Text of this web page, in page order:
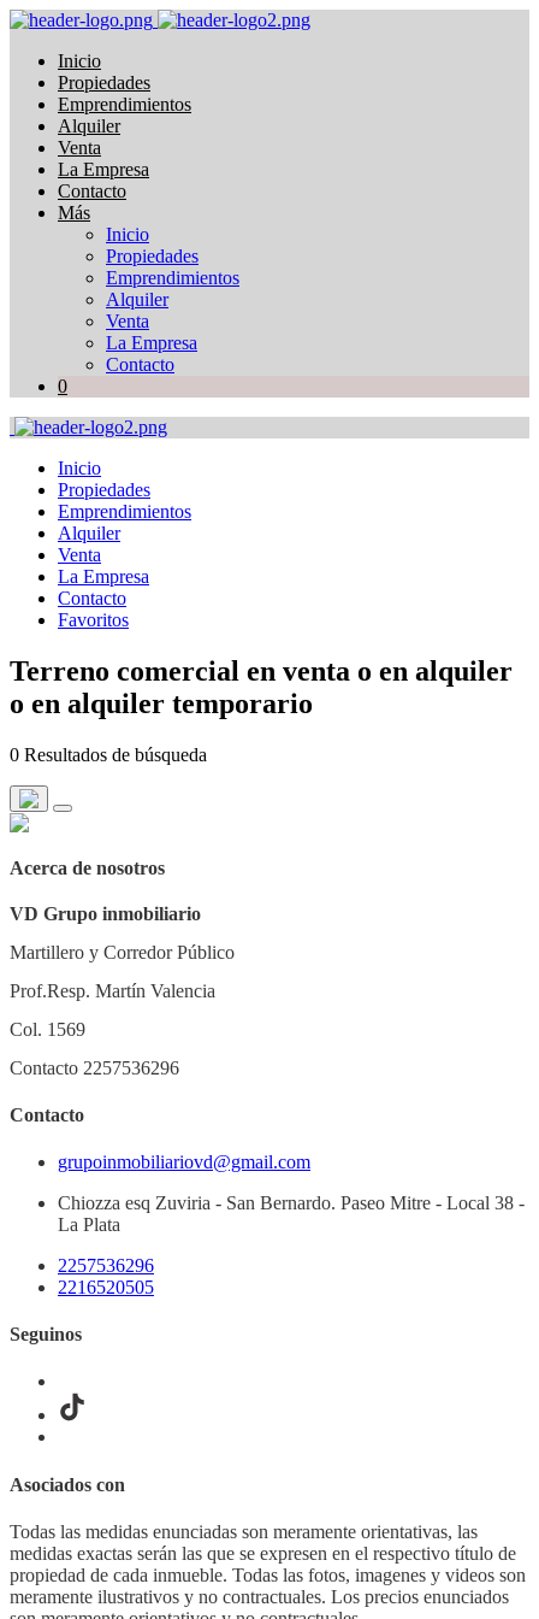
Inicio
Propiedades
Emprendimientos
Alquiler
Venta
La Empresa
Contacto
Más
Inicio
Propiedades
Emprendimientos
Alquiler
Venta
La Empresa
Contacto
0
Inicio
Propiedades
Emprendimientos
Alquiler
Venta
La Empresa
Contacto
Favoritos
Terreno comercial en venta o en alquiler
o en alquiler temporario
0 Resultados de búsqueda
Acerca de nosotros
VD Grupo inmobiliario
Martillero y Corredor Público
Prof.Resp. Martín Valencia
Col. 1569
Contacto 2257536296
Contacto
grupoinmobiliariovd@gmail.com
Chiozza esq Zuviria - San Bernardo. Paseo Mitre - Local 38 -
La Plata
2257536296
2216520505
Seguinos
Asociados con
Todas las medidas enunciadas son meramente orientativas, las
medidas exactas serán las que se expresen en el respectivo título de
propiedad de cada inmueble. Todas las fotos, imagenes y videos son
meramente ilustrativos y no contractuales. Los precios enunciados